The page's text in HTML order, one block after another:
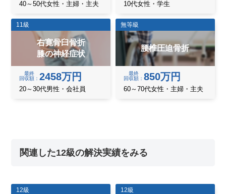
40～50代女性・主婦・主夫 10代女性・学生
11級
右寛骨臼骨折
膝の神経症状
最終
回収額
2458万円
20～30代男性・会社員
無等級
腰椎圧迫骨折
最終
回収額
850万円
60～70代女性・主婦・主夫
関連した12級の解決実績をみる
12級 12級